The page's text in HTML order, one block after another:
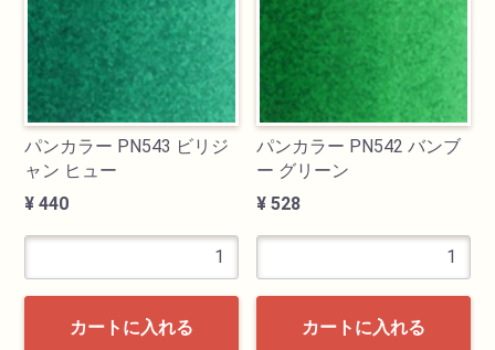
パンカラー PN543 ビリジ
ャン ヒュー
¥ 440
カートに入れる
パンカラー PN542 バンブ
ー グリーン
¥ 528
カートに入れる